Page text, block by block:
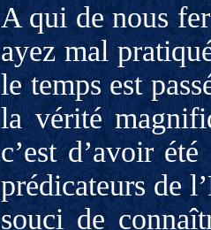
A qui de nous
ayez mal
le temps est
la vérité
c’est d’avoir
prédicateurs de
souci de